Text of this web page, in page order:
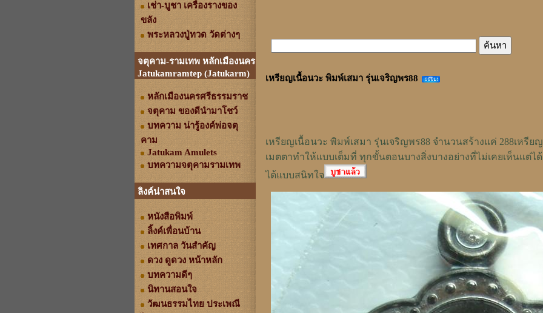
เช่า-บูชา เครื่องรางของ
ขลัง
พระหลวงปู่ทวด วัดต่างๆ
จตุคาม-รามเทพ หลักเมืองนคร
Jatukamramtep (Jatukarm)
หลักเมืองนครศรีธรรมราช
จตุคาม ของดีนำมาโชว์
บทความ น่ารู้องค์พ่อจตุ
คาม
Jatukam Amulets
บทความจตุคามรามเทพ
ลิงค์น่าสนใจ
หนังสือพิมพ์
ลิ้งค์เพื่อนบ้าน
เทศกาล วันสำคัญ
ดวง ดูดวง หน้าหลัก
บทความดีๆ
นิทานสอนใจ
วัฒนธรรมไทย ประเพณี
เหรียญเนื้อนวะ พิมพ์เสมา รุ่นเจริญพร88
เหรียญเนื้อนวะ พิมพ์เสมา รุ่นเจริญพร88 จำนวนสร้างแค่ 288เหรีย
เมตตาทำให้แบบเต็มที่ ทุกขั้นตอนบางสิ่งบางอย่างที่ไม่เคยเห็นแต่
ได้แบบสนิทใจ